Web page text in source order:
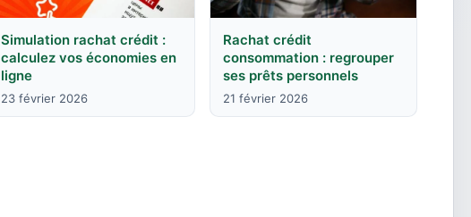
Simulation rachat crédit :
calculez vos économies en
ligne
23 février 2026
Rachat crédit
consommation : regrouper
ses prêts personnels
21 février 2026